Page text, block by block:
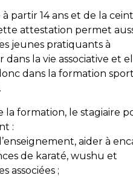
à partir 14 ans et de la
attestation permet
jeunes pratiquants à
dans la vie associative et
dans la formation
la formation, le stagiaire
:
aider à
de karaté, wushu et
associées ;